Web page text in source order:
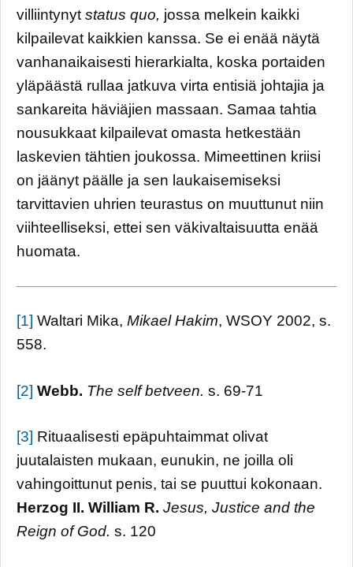
villiintynyt status quo, jossa melkein kaikki
kilpailevat kaikkien kanssa. Se ei enää näytä
vanhanaikaisesti hierarkialta, koska portaiden
yläpäästä rullaa jatkuva virta entisiä johtajia ja
sankareita häviäjien massaan. Samaa tahtia
nousukkaat kilpailevat omasta hetkestään
laskevien tähtien joukossa. Mimeettinen kriisi
on jäänyt päälle ja sen laukaisemiseksi
tarvittavien uhrien teurastus on muuttunut niin
viihteelliseksi, ettei sen väkivaltaisuutta enää
huomata.
[1] Waltari Mika, Mikael Hakim, WSOY 2002, s.
558.
[2] Webb. The self betveen. s. 69-71
[3] Rituaalisesti epäpuhtaimmat olivat
juutalaisten mukaan, eunukin, ne joilla oli
vahingoittunut penis, tai se puuttui kokonaan.
Herzog II. William R. Jesus, Justice and the
Reign of God. s. 120